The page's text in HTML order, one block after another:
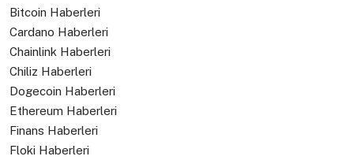
Bitcoin Haberleri
Cardano Haberleri
Chainlink Haberleri
Chiliz Haberleri
Dogecoin Haberleri
Ethereum Haberleri
Finans Haberleri
Floki Haberleri